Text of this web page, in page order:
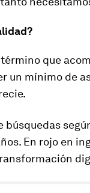
que
un mínimo de
búsquedas
En rojo en